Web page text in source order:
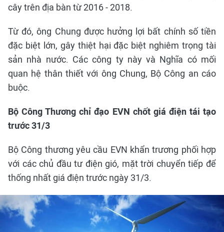
cây trên địa bàn từ 2016 - 2018.
Từ đó, ông Chung được hưởng lợi bất chính số tiền
đặc biệt lớn, gây thiệt hại đặc biệt nghiêm trọng tài
sản nhà nước. Các công ty này và Nghĩa có mối
quan hệ thân thiết với ông Chung, Bộ Công an cáo
buộc.
Bộ Công Thương chỉ đạo EVN chốt giá điện tái tạo
trước 31/3
Bộ Công thương yêu cầu EVN khẩn trương phối hợp
với các chủ đầu tư điện gió, mặt trời chuyển tiếp để
thống nhất giá điện trước ngày 31/3.